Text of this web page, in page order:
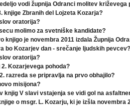
vodi župnija Odranci molitev križevega
knjige Zbranih del Lojzeta Kozarja?
oratorija?
molimo za svetniške kandidate?
knjigo je novembra 2011 izdala Župnija
bo Kozarjev dan - srečanje ljudskih pevcev?
oratorija?
Kozarjevega pohoda?
razreda se pripravlja na prvo obhajilo?
misijona?
knjig V slavi vstajenja se vidi gol na
o msgr. L. Kozarju, ki je izšla novembra